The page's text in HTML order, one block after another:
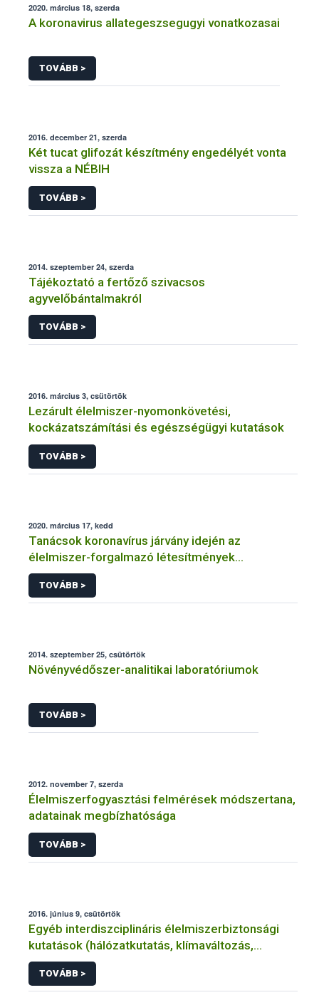
2020. március 18, szerda
A koronavirus allategeszsegugyi vonatkozasai
TOVÁBB >
2016. december 21, szerda
Két tucat glifozát készítmény engedélyét vonta
vissza a NÉBIH
TOVÁBB >
2014. szeptember 24, szerda
Tájékoztató a fertőző szivacsos
agyvelőbántalmakról
TOVÁBB >
2016. március 3, csütörtök
Lezárult élelmiszer-nyomonkövetési,
kockázatszámítási és egészségügyi kutatások
TOVÁBB >
2020. március 17, kedd
Tanácsok koronavírus járvány idején az
élelmiszer-forgalmazó létesítmények
üzemeltetőinek
TOVÁBB >
2014. szeptember 25, csütörtök
Növényvédőszer-analitikai laboratóriumok
TOVÁBB >
2012. november 7, szerda
Élelmiszerfogyasztási felmérések módszertana,
adatainak megbízhatósága
TOVÁBB >
2016. június 9, csütörtök
Egyéb interdiszciplináris élelmiszerbiztonsági
kutatások (hálózatkutatás, klímaváltozás,
járványtan) referencialistája
TOVÁBB >